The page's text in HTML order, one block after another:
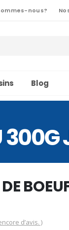
nous?
Blog
d’avis. )